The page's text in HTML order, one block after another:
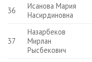
36
Исанова Мария
Насирдиновна
37
Назарбеков
Мирлан
Рысбекович